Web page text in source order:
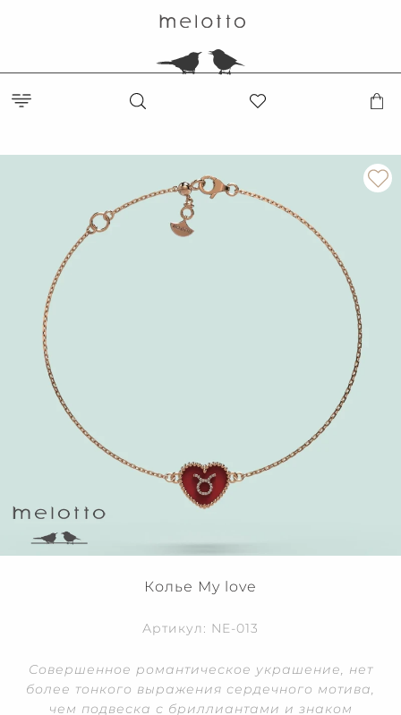
Колье My love
Артикул: NE-013
Совершенное романтическое украшение, нет
более тонкого выражения сердечного мотива,
чем подвеска с бриллиантами и знаком